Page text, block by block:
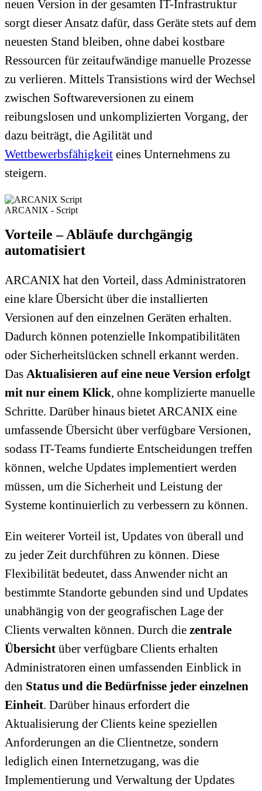
neuen Version in der gesamten IT-Infrastruktur
sorgt dieser Ansatz dafür, dass Geräte stets auf dem
neuesten Stand bleiben, ohne dabei kostbare
Ressourcen für zeitaufwändige manuelle Prozesse
zu verlieren. Mittels Transistions wird der Wechsel
zwischen Softwareversionen zu einem
reibungslosen und unkomplizierten Vorgang, der
dazu beiträgt, die Agilität und
Wettbewerbsfähigkeit eines Unternehmens zu
steigern.
ARCANIX - Script
Vorteile – Abläufe durchgängig
automatisiert
ARCANIX hat den Vorteil, dass Administratoren
eine klare Übersicht über die installierten
Versionen auf den einzelnen Geräten erhalten.
Dadurch können potenzielle Inkompatibilitäten
oder Sicherheitslücken schnell erkannt werden.
Das Aktualisieren auf eine neue Version erfolgt
mit nur einem Klick, ohne komplizierte manuelle
Schritte. Darüber hinaus bietet ARCANIX eine
umfassende Übersicht über verfügbare Versionen,
sodass IT-Teams fundierte Entscheidungen treffen
können, welche Updates implementiert werden
müssen, um die Sicherheit und Leistung der
Systeme kontinuierlich zu verbessern zu können.
Ein weiterer Vorteil ist, Updates von überall und
zu jeder Zeit durchführen zu können. Diese
Flexibilität bedeutet, dass Anwender nicht an
bestimmte Standorte gebunden sind und Updates
unabhängig von der geografischen Lage der
Clients verwalten können. Durch die zentrale
Übersicht über verfügbare Clients erhalten
Administratoren einen umfassenden Einblick in
den Status und die Bedürfnisse jeder einzelnen
Einheit. Darüber hinaus erfordert die
Aktualisierung der Clients keine speziellen
Anforderungen an die Clientnetze, sondern
lediglich einen Internetzugang, was die
Implementierung und Verwaltung der Updates